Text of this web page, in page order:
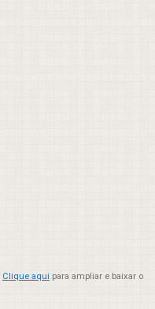
Clique aqui para ampliar e baixar o